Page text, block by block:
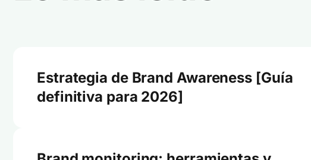
Estrategia de Brand Awareness [Guía
definitiva para 2026]